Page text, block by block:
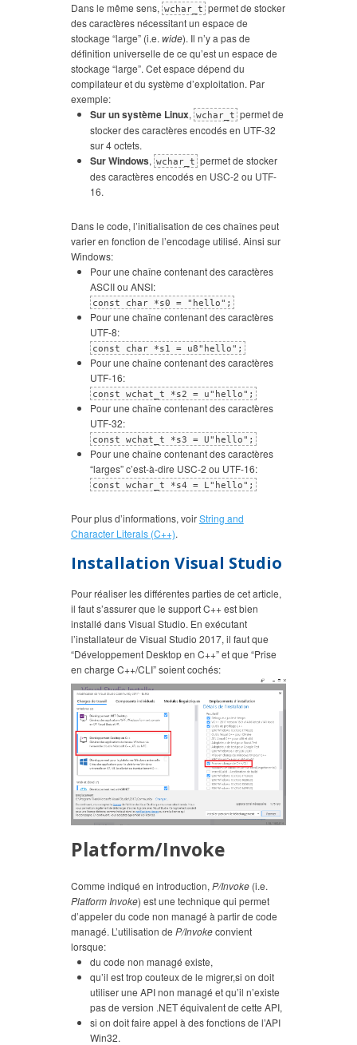
Dans le même sens, wchar_t permet de stocker
des caractères nécessitant un espace de
stockage “large” (i.e. wide). Il n’y a pas de
définition universelle de ce qu’est un espace de
stockage “large”. Cet espace dépend du
compilateur et du système d’exploitation. Par
exemple:
Sur un système Linux, wchar_t permet de
stocker des caractères encodés en UTF-32
sur 4 octets.
Sur Windows, wchar_t permet de stocker
des caractères encodés en USC-2 ou UTF-
16.
Dans le code, l’initialisation de ces chaînes peut
varier en fonction de l’encodage utilisé. Ainsi sur
Windows:
Pour une chaîne contenant des caractères
ASCII ou ANSI:
const char *s0 = "hello";
Pour une chaîne contenant des caractères
UTF-8:
const char *s1 = u8"hello";
Pour une chaîne contenant des caractères
UTF-16:
const wchat_t *s2 = u"hello";
Pour une chaîne contenant des caractères
UTF-32:
const wchat_t *s3 = U"hello";
Pour une chaîne contenant des caractères
“larges” c’est-à-dire USC-2 ou UTF-16:
const wchar_t *s4 = L"hello";
Pour plus d’informations, voirString and
Character Literals (C++).
Installation Visual Studio
Pour réaliser les différentes parties de cet article,
il faut s’assurer que le support C++ est bien
installé dans Visual Studio. En exécutant
l’installateur de Visual Studio 2017, il faut que
“Développement Desktop en C++” et que “Prise
en charge C++/CLI” soient cochés:
Platform/Invoke
Comme indiqué en introduction, P/Invoke(i.e.
Platform Invoke) est une technique qui permet
d’appeler du code non managé à partir de code
managé. L’utilisation de P/Invokeconvient
lorsque:
du code non managé existe,
qu’il est trop couteux de le migrer,si on doit
utiliser une API non managé et qu’il n’existe
pas de version .NET équivalent de cette API,
si on doit faire appel à des fonctions de l’API
Win32.